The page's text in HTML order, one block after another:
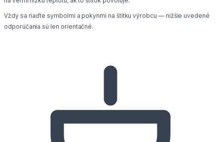
Vždy sa riaďte symbolmi a pokynmi na štítku výrobcu — nižšie uvedené
odporúčania sú len orientačné.